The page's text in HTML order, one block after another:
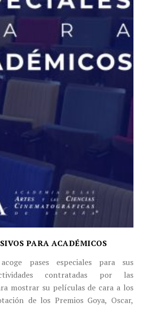
PARA ACADÉMICOS
pases especiales para sus
contratadas por las
mostrar su películas de cara a los
de los Premios Goya, Oscar,